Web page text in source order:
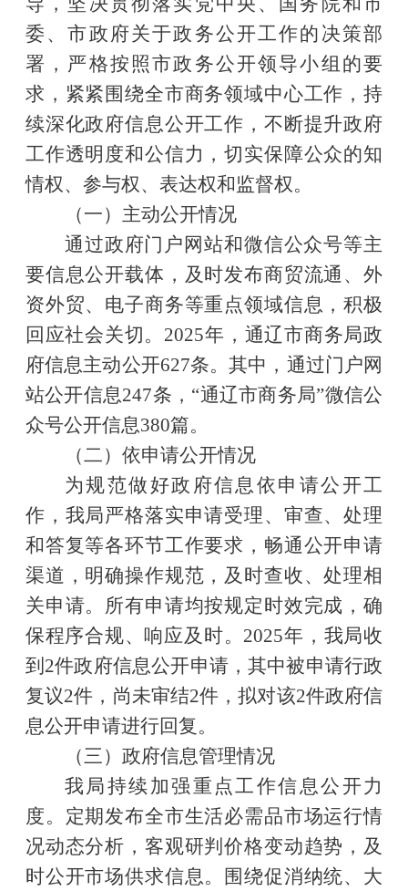
委、市政府关于政务公开工作的决策部
署，严格按照市政务公开领导小组的要
求，紧紧围绕全市商务领域中心工作，持
续深化政府信息公开工作，不断提升政府
工作透明度和公信力，切实保障公众的知
情权、参与权、表达权和监督权。
（一）主动公开情况
通过政府门户网站和微信公众号等主
要信息公开载体，及时发布商贸流通、外
资外贸、电子商务等重点领域信息，积极
回应社会关切。 2025年，通辽市商务局政
府信息主动公开627条。其中，通过门户网
站公开信息247条， “通辽市商务局”微信公
众号公开信息380篇。
（二）依申请公开情况
为规范做好政府信息依申请公开工
作，我局严格落实申请受理、审查、处理
和答复等各环节工作要求，畅通公开申请
渠道，明确操作规范，及时查收、处理相
关申请。所有申请均按规定时效完成，确
保程序合规、响应及时。 2025年，我局收
到2件政府信息公开申请，其中被申请行政
复议2件 ，尚未审结2件，拟对该2件政府信
息公开申请进行回复。
（三 ）政府信息管理情况
我局持续加强重点工作信息公开力
度。定期发布全市生活必需品市场运行情
况动态分析，客观研判价格变动趋势，及
时公开市场供求信息。围绕促消纳统、大